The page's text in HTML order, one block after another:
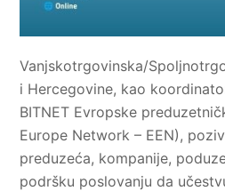
Vanjskotrgovinska/
i Hercegovine, kao
BITNET Evropske
Europe Network – EEN),
preduzeća, kompanije,
podršku poslovanju da